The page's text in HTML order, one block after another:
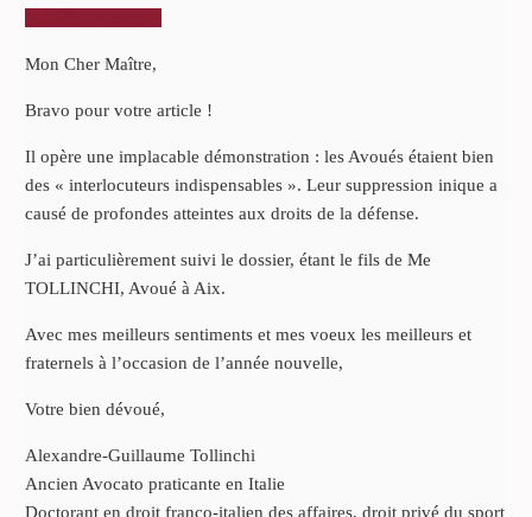
Mon Cher Maître,
Bravo pour votre article !
Il opère une implacable démonstration : les Avoués étaient bien
des « interlocuteurs indispensables ». Leur suppression inique a
causé de profondes atteintes aux droits de la défense.
J’ai particulièrement suivi le dossier, étant le fils de Me
TOLLINCHI, Avoué à Aix.
Avec mes meilleurs sentiments et mes voeux les meilleurs et
fraternels à l’occasion de l’année nouvelle,
Votre bien dévoué,
Alexandre-Guillaume Tollinchi
Ancien Avocato praticante en Italie
Doctorant en droit franco-italien des affaires, droit privé du sport